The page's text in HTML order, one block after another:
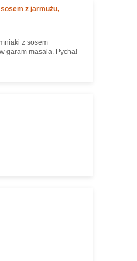
z jarmużu,
z sosem
garam masala. Pycha!